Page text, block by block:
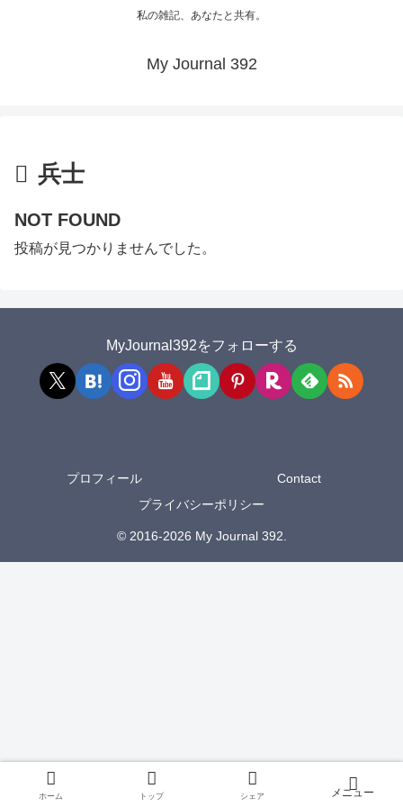
私の雑記、あなたと共有。
My Journal 392
兵士
NOT FOUND
投稿が見つかりませんでした。
MyJournal392をフォローする
プロフィール
Contact
プライバシーポリシー
© 2016-2026 My Journal 392.
ホーム トップ シェア